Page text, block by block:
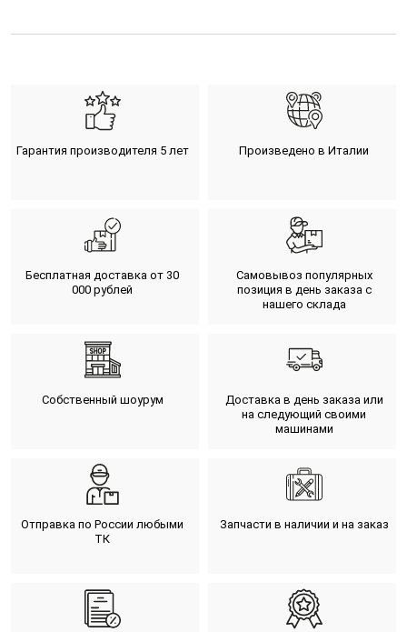
Гарантия производителя 5 лет Произведено в Италии
Бесплатная доставка от 30
000 рублей
Самовывоз популярных
позиция в день заказа с
нашего склада
Собственный шоурум
Доставка в день заказа или
на следующий своими
машинами
Отправка по России любыми
ТК
Запчасти в наличии и на заказ